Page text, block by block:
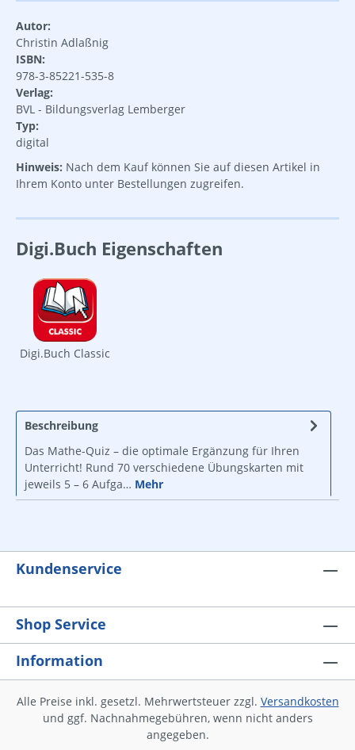
Autor:
Christin Adlaßnig
ISBN:
978-3-85221-535-8
Verlag:
BVL - Bildungsverlag Lemberger
Typ:
digital
Hinweis: Nach dem Kauf können Sie auf diesen Artikel in
Ihrem Konto unter Bestellungen zugreifen.
Digi.Buch Eigenschaften
Digi.Buch Classic
Beschreibung
Das Mathe-Quiz – die optimale Ergänzung für Ihren
Unterricht! Rund 70 verschiedene Übungskarten mit
jeweils 5 – 6 Aufga… Mehr
Kundenservice
Shop Service
Information
Alle Preise inkl. gesetzl. Mehrwertsteuer zzgl. Versandkosten
und ggf. Nachnahmegebühren, wenn nicht anders
angegeben.